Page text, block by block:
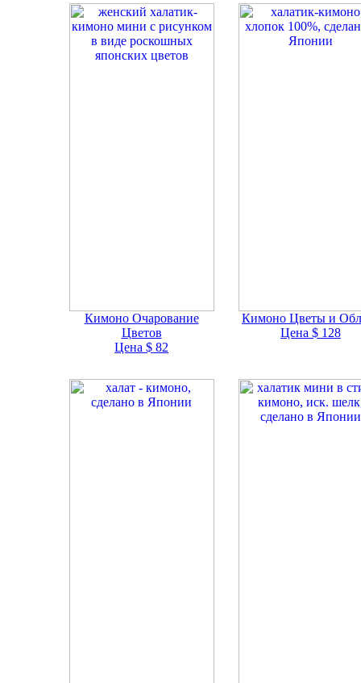
Кимоно Очарование
Цветов
Цена $ 82
Кимоно Цветы и
Цена $ 128